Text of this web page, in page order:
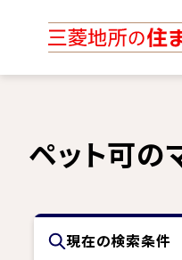
ペット可の
現在の検索条件